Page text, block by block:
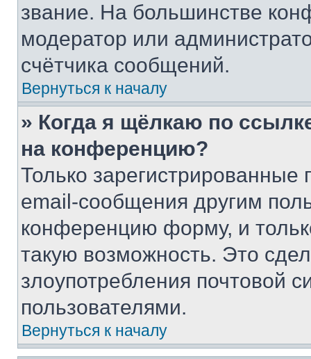
звание. На большинстве
модератор или
счётчика сообщений.
Вернуться к началу
» Когда я щёлкаю по
на конференцию?
Только зарегистрированные
email-сообщения другим
конференцию форму, и
такую возможность. Это
злоупотребления почтовой
пользователями.
Вернуться к началу